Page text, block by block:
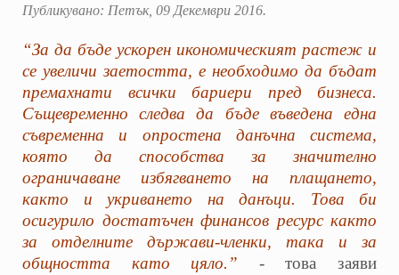
Публикувано: Петък, 09 Декември 2016.
“За да бъде ускорен икономическият растеж и
се увеличи заетостта, е необходимо да бъдат
премахнати всички бариери пред бизнеса.
Същевременно следва да бъде въведена една
съвременна и опростена данъчна система,
която да способства за значително
ограничаване избягването на плащането,
както и укриването на данъци. Това би
осигурило достатъчен финансов ресурс както
за отделните държави-членки, така и за
общността като цяло.” - това заяви